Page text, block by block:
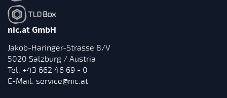
nic.at GmbH
Jakob-Haringer-Strasse 8/V
5020 Salzburg / Austria
Tel: +43 662 46 69 - 0
E-Mail: service@nic.at